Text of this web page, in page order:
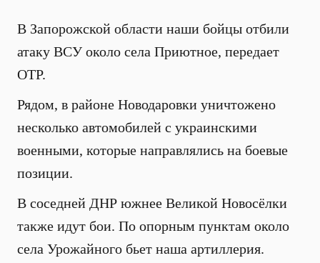
В Запорожской области наши бойцы отбили
атаку ВСУ около села Приютное, передает
ОТР.
Рядом, в районе Новодаровки уничтожено
несколько автомобилей с украинскими
военными, которые направлялись на боевые
позиции.
В соседней ДНР южнее Великой Новосёлки
также идут бои. По опорным пунктам около
села Урожайного бьет наша артиллерия.